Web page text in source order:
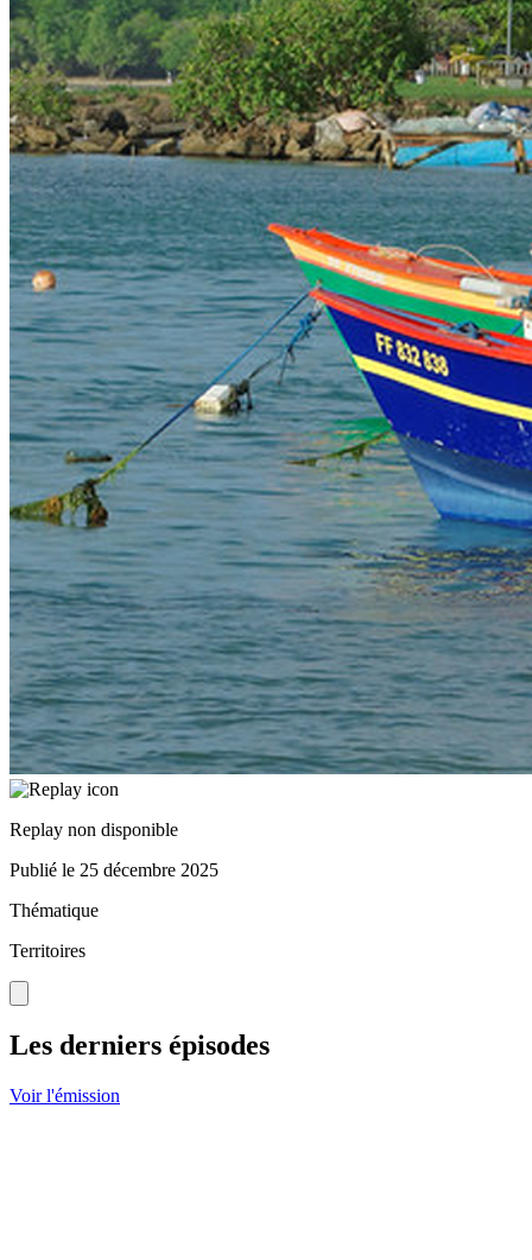
Replay non disponible
Publié le 25 décembre 2025
Thématique
Territoires
Les derniers épisodes
Voir l'émission